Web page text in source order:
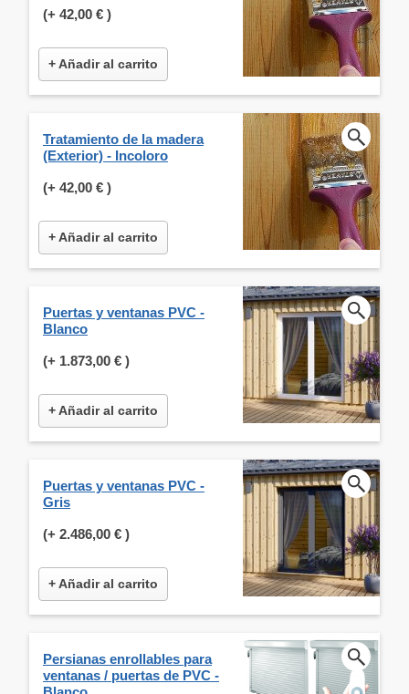
(+ 42,00 € )
+ Añadir al carrito
Tratamiento de la madera
(Exterior) - Incoloro
(+ 42,00 € )
+ Añadir al carrito
Puertas y ventanas PVC -
Blanco
(+ 1.873,00 € )
+ Añadir al carrito
Puertas y ventanas PVC -
Gris
(+ 2.486,00 € )
+ Añadir al carrito
Persianas enrollables para
ventanas / puertas de PVC -